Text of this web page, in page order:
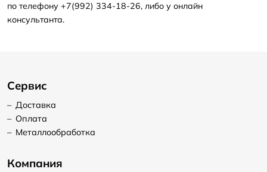
по телефону +7(992) 334-18-26, либо у онлайн
консультанта.
Сервис
– Доставка
– Оплата
– Металлообработка
Компания